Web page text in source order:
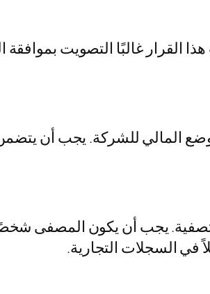
القرار غالبًا التصويت
المالي للشركة. يجب أن
يجب أن يكون المصفى
في السجلات التجارية.